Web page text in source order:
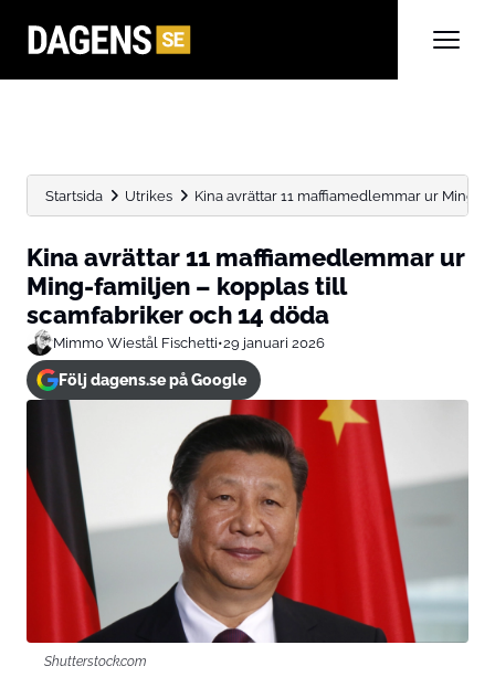
Startsida Utrikes Kina avrättar 11 maffiamedlemmar ur Ming-
Kina avrättar 11 maffiamedlemmar ur
Ming-familjen – kopplas till
scamfabriker och 14 döda
Mimmo Wiestål Fischetti•29 januari 2026
Följ dagens.se på Google
Shutterstock.com